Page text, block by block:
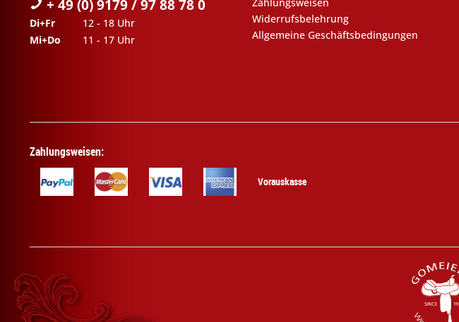
+ 49 (0) 9179 / 97 88 78 0
Di+Fr
12 - 18 Uhr
Mi+Do
11 - 17 Uhr
Widerrufsbelehrung
Allgemeine Geschäftsbedingungen
Zahlungsweisen:
Vorauskasse